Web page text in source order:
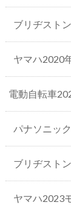
ブリヂスト
ヤマハ2020
電動自転車
パナソニッ
ブリヂスト
ヤマハ2023